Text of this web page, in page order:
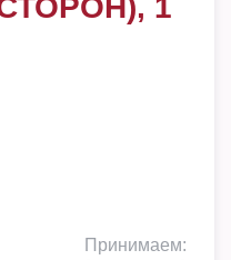
1
Принимаем: